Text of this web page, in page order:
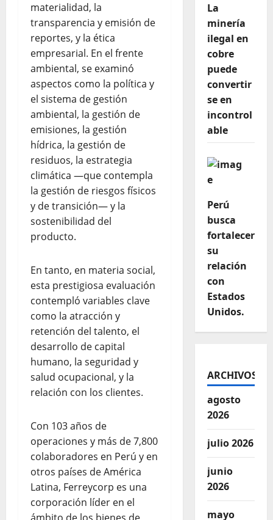
materialidad, la
transparencia y emisión de
reportes, y la ética
empresarial. En el frente
ambiental, se examinó
aspectos como la política y
el sistema de gestión
ambiental, la gestión de
emisiones, la gestión
hídrica, la gestión de
residuos, la estrategia
climática —que contempla
la gestión de riesgos físicos
y de transición— y la
sostenibilidad del
producto.
En tanto, en materia social,
esta prestigiosa evaluación
contempló variables clave
como la atracción y
retención del talento, el
desarrollo de capital
humano, la seguridad y
salud ocupacional, y la
relación con los clientes.
Con 103 años de
operaciones y más de 7,800
colaboradores en Perú y en
otros países de América
Latina, Ferreycorp es una
corporación líder en el
La
minería
ilegal en
cobre
puede
convertir
se en
incontrol
able
Perú
busca
fortalecer
su
relación
con
Estados
Unidos.
ARCHIVOS
agosto
2026
julio 2026
junio
2026
mayo